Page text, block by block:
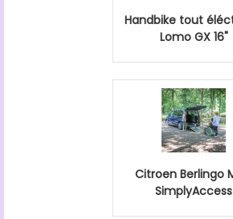
Handbike tout
Lomo GX 16"
Citroen Berlingo
SimplyAccess